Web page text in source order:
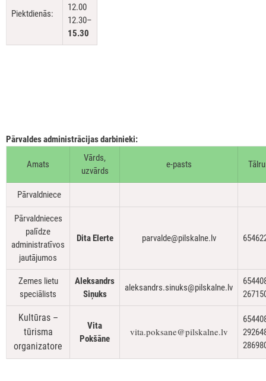
Piektdienās:
12.00
12.30–
15.30
Pārvaldes administrācijas darbinieki:
Amats
Vārds,
uzvārds
e-pasts
Pārvaldniece
Pārvaldnieces
palīdze
administratīvos
jautājumos
Dita Elerte parvalde@pilskalne.lv
Zemes lietu
speciālists
Aleksandrs
Siņuks
aleksandrs.sinuks@pilskalne.lv
Kultūras –
tūrisma
organizatore
Vita
Pokšāne
vita.poksane@pilskalne.lv